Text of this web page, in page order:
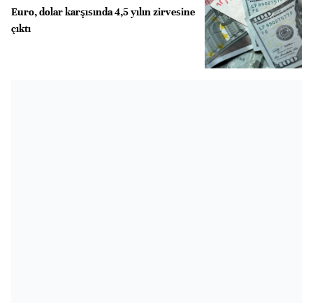
Euro, dolar karşısında 4,5 yılın zirvesine
çıktı